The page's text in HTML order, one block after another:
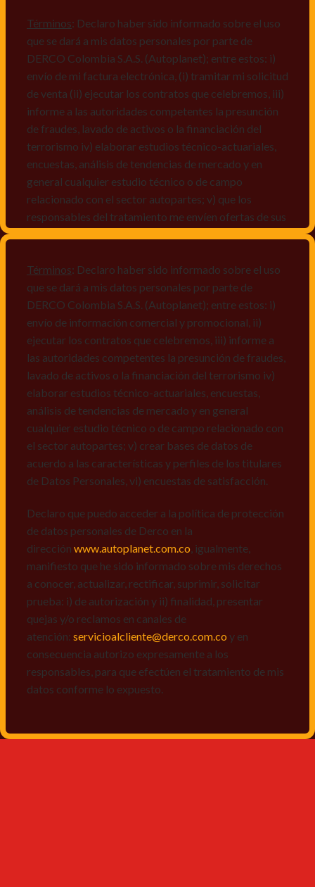
Términos: Declaro haber sido informado sobre el uso
que se dará a mis datos personales por parte de
DERCO Colombia S.A.S. (Autoplanet); entre estos: i)
envío de mi factura electrónica, (i) tramitar mi solicitud
de venta (ii) ejecutar los contratos que celebremos, iii)
informe a las autoridades competentes la presunción
de fraudes, lavado de activos o la financiación del
terrorismo iv) elaborar estudios técnico-actuariales,
encuestas, análisis de tendencias de mercado y en
general cualquier estudio técnico o de campo
relacionado con el sector autopartes; v) que los
responsables del tratamiento me envíen ofertas de sus
mismos, vi) crear bases de datos de acuerdo a las
características y perfiles de los titulares de Datos
Personales, v) encuestas de satisfacción, vi) reportes
recall.
Declaro que puedo acceder a la política de protección
de datos personales de Derco en la
direcciónwww.autoplanet.com.co, igualmente,
manifiesto que he sido informado sobre mis derechos
a conocer, actualizar, rectificar, suprimir, solicitar
prueba: i) de autorización y ii) finalidad, presentar
quejas y/o reclamos en canales de
atención: servicioalcliente@derco.com.coy en
responsables, para que efectúen el tratamiento de mis
datos conforme lo expuesto.
Términos: Declaro haber sido informado sobre el uso
que se dará a mis datos personales por parte de
DERCO Colombia S.A.S. (Autoplanet); entre estos: i)
envío de información comercial y promocional, ii)
ejecutar los contratos que celebremos, iii) informe a
las autoridades competentes la presunción de fraudes,
lavado de activos o la financiación del terrorismo iv)
elaborar estudios técnico-actuariales, encuestas,
análisis de tendencias de mercado y en general
cualquier estudio técnico o de campo relacionado con
el sector autopartes; v) crear bases de datos de
acuerdo a las características y perfiles de los titulares
de Datos Personales, vi) encuestas de satisfacción.
Declaro que puedo acceder a la política de protección
de datos personales de Derco en la
dirección www.autoplanet.com.co , igualmente,
manifiesto que he sido informado sobre mis derechos
a conocer, actualizar, rectificar, suprimir, solicitar
prueba: i) de autorización y ii) finalidad, presentar
quejas y/o reclamos en canales de
atención: servicioalcliente@derco.com.co y en
consecuencia autorizo expresamente a los
responsables, para que efectúen el tratamiento de mis
datos conforme lo expuesto.